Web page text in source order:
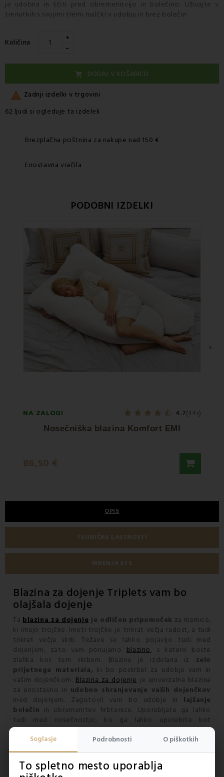
Soglasje Podrobnosti O piškotkih
To spletno mesto uporablja
je udobna in ščiti pred obremenitvijo in bolečino . Uživajte v
trenutkih s svojimi tremi malčki v udobju in brez bolečin.
Količina +
-
 DODAJ V KOŠARICO
 Zadnji izdelki v trgovini
62 ljudi si ogleduje ta izdelek
Brezplačna poštnina za nakupe nad 150 €
Enostavna vračila
PODOBNI IZDELKI
NA ZALOGI 4.7(44x)
Nosečniška blazina Komfort EMI
86,50 €
›
OPIS
TEHNIČNE LASTNOSTI
MNENJA ETS
Blazina za dojenje Triplets vam bo
olajšala dojenje
Ta blazina za dojenje je odličen pripomoček za mamice,
ki imajo trojčke. Imeti trojčke je trikrat večja radost, a tudi
trikrat večja skrb. Težave se lahko pojavijo tudi med
dojenjem, zato vam ponujamo blazino, s katero boste
zlahka kos tem skrbem. Blazina je izdelana iz
zelo
prijetnega materiala, ki bo poskrbel za udobje vam in
vašim dojenčkom. Blazina za dojenje je univerzalna blazina
za enostavno in udobno shranjevanje vaših dojenčkov
med dojenjem. Zagotovil vam bo udobje in
lajšanje
bolečin in obremenitev hrbtenice. Uporabljate ga lahko
tudi med nosečnostjo, ko ga lahko uporabite kot
nosečniško blazino. Ustvari oporo nosečniškemu trebuščku.
Uporabljate ga lahko kotvarnostno pregrado pri negi
vašega dojenčka. Izdelan je na Slovaškem iz skrbno izbranih
materialov.